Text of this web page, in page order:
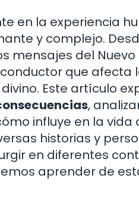
en la experiencia
y complejo.
mensajes del Nuevo
que afecta
Este artículo
,
influye en la vida
historias y
en diferentes
aprender de